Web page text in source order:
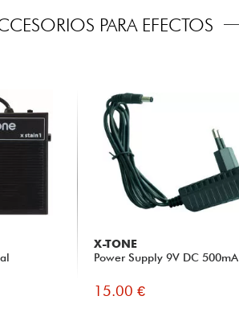
PARA EFECTOS
X-TONE
Power Supply 9V DC 500mA
15.00 €